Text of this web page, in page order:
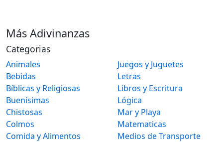
Más Adivinanzas
Categorias
Animales
Bebidas
Bíblicas y Religiosas
Buenísimas
Chistosas
Colmos
Comida y Alimentos
Juegos y Juguetes
Letras
Libros y Escritura
Lógica
Mar y Playa
Matematicas
Medios de Transporte